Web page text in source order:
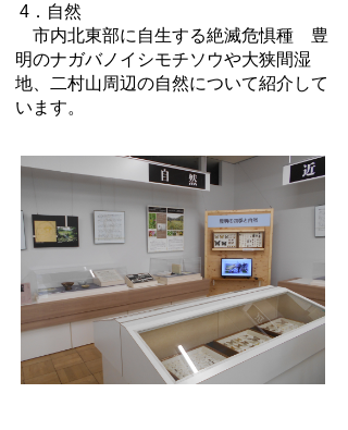
4．自然
市内北東部に自生する絶滅危惧種 豊
明のナガバノイシモチソウや大狭間湿
地、二村山周辺の自然について紹介して
います。